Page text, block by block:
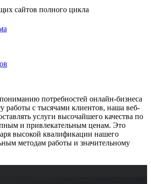
сайтов полного цикла
потребностей онлайн-бизнеса
работы с тысячами клиентов, наша веб-
услуги высочайшего качества по
и привлекательным ценам. Это
высокой квалификации нашего
методам работы и значительному